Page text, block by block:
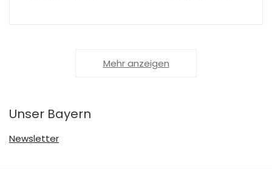
Mehr anzeigen
Unser Bayern
Newsletter